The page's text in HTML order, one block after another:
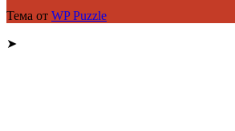
Тема от WP Puzzle
➤